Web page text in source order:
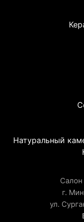
Натуральный
Салон
г.
ул.